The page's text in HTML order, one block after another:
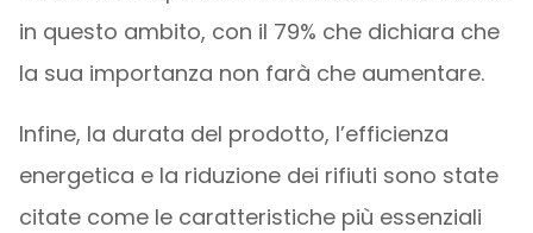
in questo ambito, con il 79% che dichiara che
la sua importanza non farà che aumentare.
Infine, la durata del prodotto, l’efficienza
energetica e la riduzione dei rifiuti sono state
citate come le caratteristiche più essenziali